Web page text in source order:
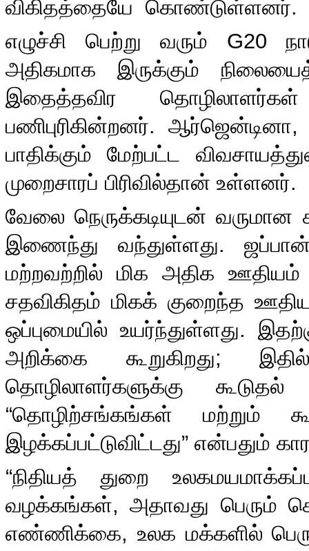
விகிதத்தையே கொண்டுள்ளனர்.
எழுச்சி பெற்று வரும் G20
அதிகமாக இருக்கும்
இதைத்தவிர தொழிலாளர்கள்
பணிபுரிகின்றனர்.ஆர்ஜென்டினா
பாதிக்கும் மேற்பட்ட
முறைசாரப் பிரிவில்தான் உள்ளனர்.
வேலை நெருக்கடியுடன்
இணைந்து வந்துள்ளது.
மற்றவற்றில் மிக அதிக ஊதியம்
சதவிகிதம் மிகக் குறைந்த
ஒப்புமையில் உயர்ந்துள்ளது.
அறிக்கை கூறுகிறது;
தொழிலாளர்களுக்கு
“தொழிற்சங்கங்கள் மற்றும்
இழக்கப்பட்டுவிட்டது” என்பதும்
“நிதியத் துறை
வழக்கங்கள்,அதாவது பெரும்
எண்ணிக்கை, உலக மக்களில்